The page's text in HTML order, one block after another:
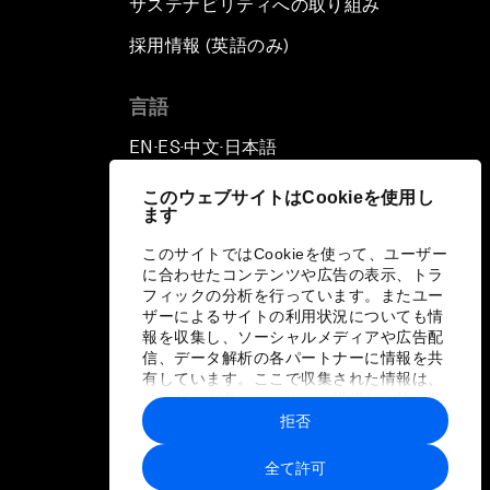
このウェブサイトはCookieを使用し
ます
このサイトではCookieを使って、ユーザー
に合わせたコンテンツや広告の表示、トラ
フィックの分析を行っています。またユー
ザーによるサイトの利用状況についても情
報を収集し、ソーシャルメディアや広告配
信、データ解析の各パートナーに情報を共
有しています。ここで収集された情報は、
ユーザーが各パートナーに提供した他の情
報や各パートナーのサービスを使用した際
に収集された情報と組み合わされ、各パー
トナーによって使用されることがありま
す。
全て許可
拒否
サステナビリティへの取り組み
採用情報 (英語のみ)
言語
EN ▪ ES▪中文▪ 日本語